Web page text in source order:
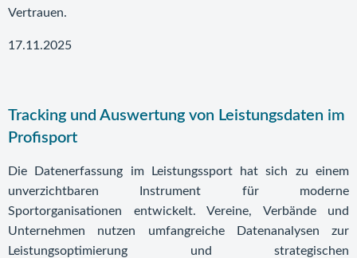
Vertrauen.
17.11.2025
Tracking und Auswertung von Leistungsdaten im
Profisport
Die Datenerfassung im Leistungssport hat sich zu einem
unverzichtbaren Instrument für moderne
Sportorganisationen entwickelt. Vereine, Verbände und
Unternehmen nutzen umfangreiche Datenanalysen zur
Leistungsoptimierung und strategischen